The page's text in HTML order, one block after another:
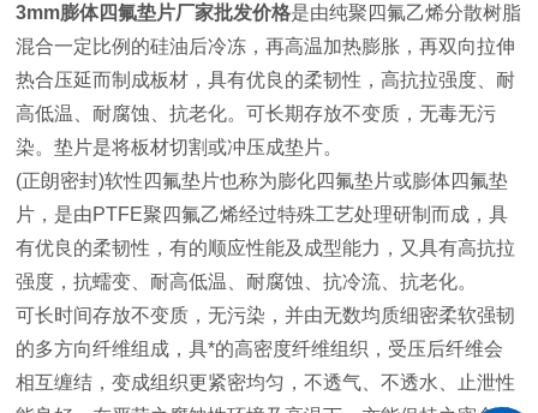
3mm膨体四氟垫片厂家批发价格是由纯聚四氟乙烯分散树脂
混合一定比例的硅油后冷冻，再高温加热膨胀，再双向拉伸
热合压延而制成板材，具有优良的柔韧性，高抗拉强度、耐
高低温、耐腐蚀、抗老化。可长期存放不变质，无毒无污
染。垫片是将板材切割或冲压成垫片。
(正朗密封)软性四氟垫片也称为膨化四氟垫片或膨体四氟垫
片，是由PTFE聚四氟乙烯经过特殊工艺处理研制而成，具
有优良的柔韧性，有的顺应性能及成型能力，又具有高抗拉
强度，抗蠕变、耐高低温、耐腐蚀、抗冷流、抗老化。
可长时间存放不变质，无污染，并由无数均质细密柔软强韧
的多方向纤维组成，具*的高密度纤维组织，受压后纤维会
相互缠结，变成组织更紧密均匀，不透气、不透水、止泄性